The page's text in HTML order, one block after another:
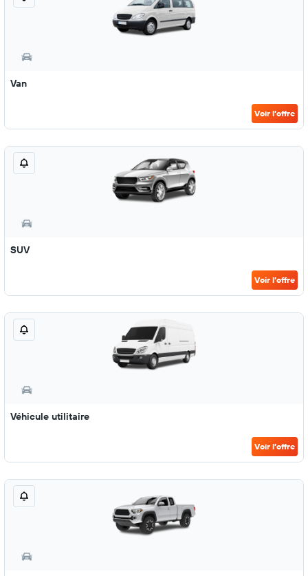
Van
Voir l’offre
SUV
Voir l’offre
Véhicule utilitaire
Voir l’offre